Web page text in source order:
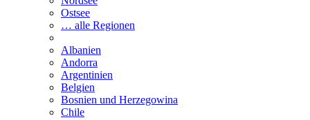
Ostsee
… alle Regionen
Albanien
Andorra
Argentinien
Belgien
Bosnien und Herzegowina
Chile